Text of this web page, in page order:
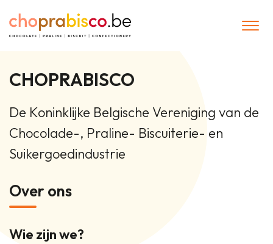
Menu
CHOPRABISCO
De Koninklijke Belgische Vereniging van de
Chocolade-, Praline- Biscuiterie- en
Suikergoedindustrie
Over ons
Wie zijn we?